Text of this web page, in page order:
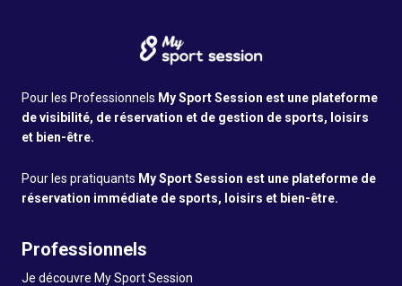
Pour les Professionnels My Sport Session est une plateforme
de visibilité, de réservation et de gestion de sports, loisirs
et bien-être.
Pour les pratiquants My Sport Session est une plateforme de
réservation immédiate de sports, loisirs et bien-être.
Professionnels
Je découvre My Sport Session